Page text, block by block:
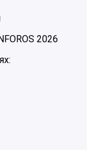
INFOROS 2026